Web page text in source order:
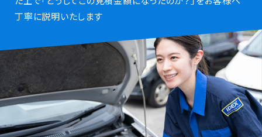
丁寧に説明いたします